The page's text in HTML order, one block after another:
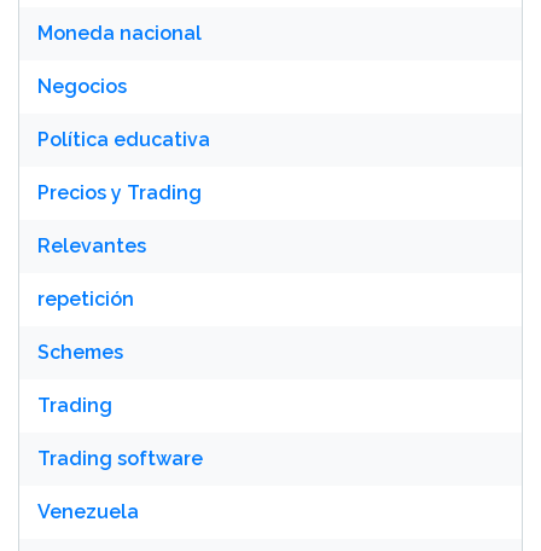
Moneda nacional
Negocios
Política educativa
Precios y Trading
Relevantes
repetición
Schemes
Trading
Trading software
Venezuela